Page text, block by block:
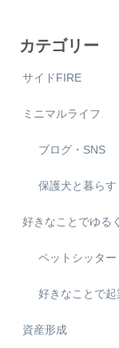
カテゴリー
サイドFIRE
ミニマルライフ
ブログ・SNS
保護犬と暮らす
好きなことでゆる
ペットシッター
好きなことで起
資産形成